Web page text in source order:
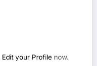
Edit your Profile now.